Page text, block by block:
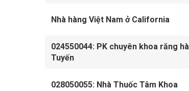
Nhà hàng Việt Nam ở California
024550044: PK chuyên khoa răng
Tuyến
028050055: Nhà Thuốc Tâm Khoa